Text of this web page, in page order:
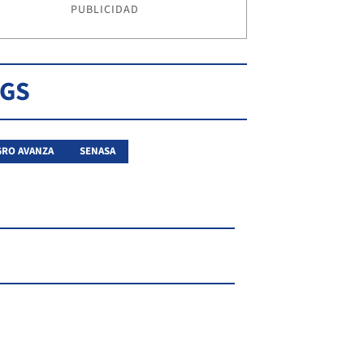
PUBLICIDAD
AVANZA SENASA